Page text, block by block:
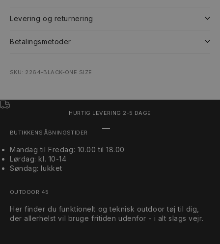
Levering og returnering
Betalingsmetoder
SKU: 2264-BLACK-ONE SIZE
HURTIG LEVERING 2-5 DAGE
BUTIKKENS ÅBNINGSTIDER
Mandag til Fredag: 10.00 til 18.00
Lørdag: kl. 10-14
Søndag: lukket
OUTDOOR 45
Her finder du funktionelt og teknisk outdoor tøj til dig,
der allerhelst vil bruge fritiden udenfor - i alt slags vejr.